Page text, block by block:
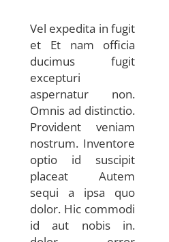
Vel expedita in fugit
et Et nam officia
ducimus fugit
excepturi
aspernatur non.
Omnis ad distinctio.
Provident veniam
nostrum. Inventore
optio id suscipit
placeat Autem
sequi a ipsa quo
dolor. Hic commodi
id aut nobis in.